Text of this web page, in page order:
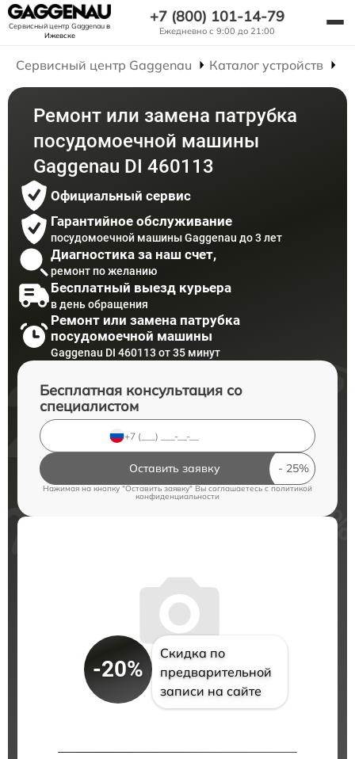
Сервисный центр Gaggenauв
Ижевске
+7 (800) 101-14-79
Ежедневно с 9:00 до 21:00
Сервисный центр Gaggenau Каталог устройств
Ремонт или замена патрубка
посудомоечной машины
Gaggenau DI 460113
Официальный сервис
Гарантийное обслуживание
посудомоечной машины Gaggenau до 3 лет
Диагностика за наш счет,
ремонт по желанию
Бесплатный выезд курьера
в день обращения
Ремонт или замена патрубка
посудомоечной машины
Gaggenau DI 460113 от 35 минут
Бесплатная консультация со
специалистом
Оставить заявку
Нажимая на кнопку "Оставить заявку" Вы соглашаетесь c политикой
конфиденциальности
-20%
Скидка по
предварительной
записи на сайте